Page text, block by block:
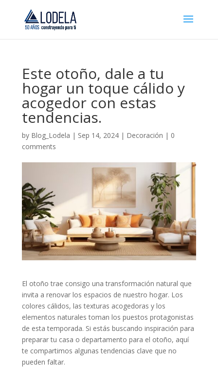
Este otoño, dale a tu
hogar un toque cálido y
acogedor con estas
tendencias.
by Blog_Lodela | Sep 14, 2024| Decoración | 0
comments
El otoño trae consigo una transformación natural que
invita a renovar los espacios de nuestro hogar. Los
colores cálidos, las texturas acogedoras y los
elementos naturales toman los puestos protagonistas
de esta temporada. Si estás buscando inspiración para
preparar tu casa o departamento para el otoño, aquí
te compartimos algunas tendencias clave que no
pueden faltar.